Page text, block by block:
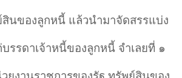
นของลูกหนี้ แล้วนำมาจัดสรรแบ่ง
รรดาเจ้าหนี้ของลูกหนี้ จำเลยที่ ๑